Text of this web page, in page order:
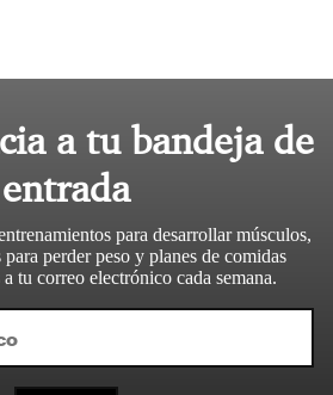
a tu bandeja de
entrada
para desarrollar músculos,
perder peso y planes de comidas
tu correo electrónico cada semana.